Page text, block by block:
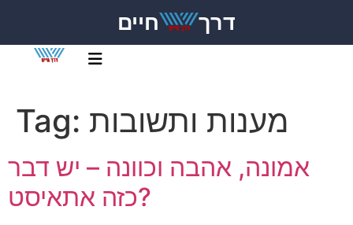
חיים דרך
Tag: מענות ותשובות
אמונה, אהבה וכוונה – יש דבר
כזה אתאיסט?